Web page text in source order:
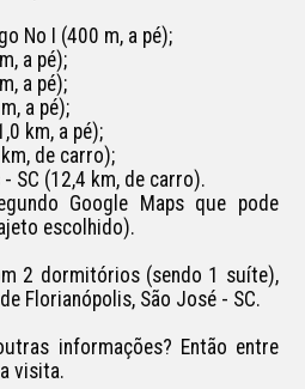
No I (400 m, a pé);
a pé);
a pé);
a pé);
km, a pé);
de carro);
SC (12,4 km, de carro).
Google Maps que pode
escolhido).
2 dormitórios (sendo 1 suíte),
Florianópolis, São José - SC.
informações? Então entre
visita.